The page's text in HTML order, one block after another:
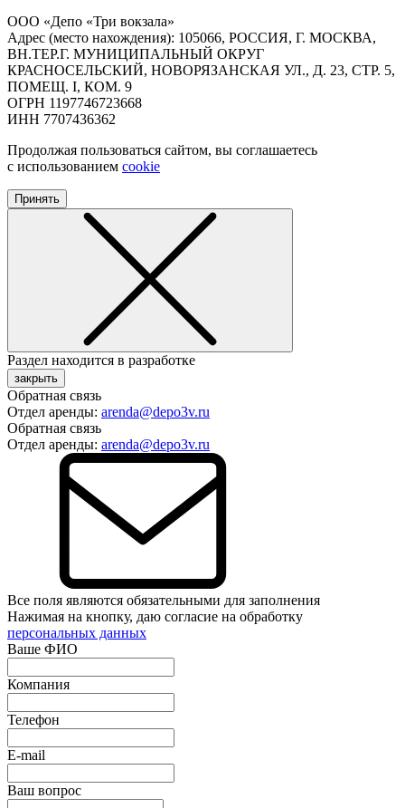
ООО «Депо «Три вокзала»
Адрес (место нахождения): 105066, РОССИЯ, Г. МОСКВА,
ВН.ТЕР.Г. МУНИЦИПАЛЬНЫЙ ОКРУГ
КРАСНОСЕЛЬСКИЙ, НОВОРЯЗАНСКАЯ УЛ., Д. 23, СТР. 5,
ПОМЕЩ. I, КОМ. 9
ОГРН 1197746723668
ИНН 7707436362
Продолжая пользоваться сайтом, вы соглашаетесь
с использованием cookie
Принять
Раздел находится в разработке
закрыть
Обратная связь
Отдел аренды: arenda@depo3v.ru
Обратная связь
Отдел аренды: arenda@depo3v.ru
Все поля являются обязательными для заполнения
Нажимая на кнопку, даю согласие на обработку
персональных данных
Ваше ФИО
Компания
Телефон
E-mail
Ваш вопрос